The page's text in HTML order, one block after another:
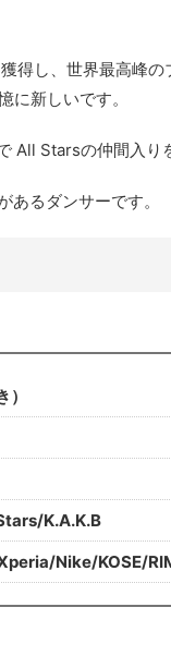
得し、世界最高峰
新しいです。
All Starsの仲間入り
るダンサーです。
K.A.K.B
Nike/KOSE/